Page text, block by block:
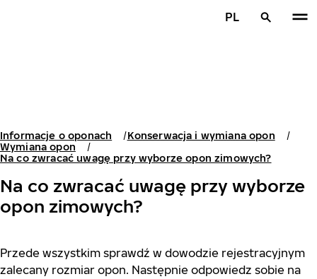
PL
Informacje o oponach
Konserwacja i wymiana opon
Wymiana opon
Na co zwracać uwagę przy wyborze opon zimowych?
Na co zwracać uwagę przy wyborze
opon zimowych?
Przede wszystkim sprawdź w dowodzie rejestracyjnym
zalecany rozmiar opon. Następnie odpowiedz sobie na